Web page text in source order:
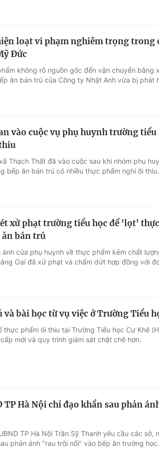
loạt vi phạm nghiêm trọng trong
Đức
không rõ nguồn gốc đến vận chuyển bằng
ăn bán trú của Công ty Nhật Anh vừa bị phát
vào cuộc vụ phụ huynh trường
Thạch Thất đã vào cuộc sau khi nhóm phụ
bếp ăn bán trú có nhiều thực phẩm nghi ôi thiu.
xử phạt trường tiểu học để 'lọt'
ăn bán trú
ánh của phụ huynh về thực phẩm kém chất
Oai đã xử phạt và chấm dứt hợp đồng với
và bài học từ vụ việc ở Trường Tiểu
thực phẩm ôi thiu tại Trường Tiểu học Cự Khê
mới và quy trình giám sát chặt chẽ hơn.
TP Hà Nội chỉ đạo khẩn sau phản
TP Hà Nội Trần Sỹ Thanh yêu cầu các
phản ánh "rau trôi nổi" vào bếp ăn trường học.